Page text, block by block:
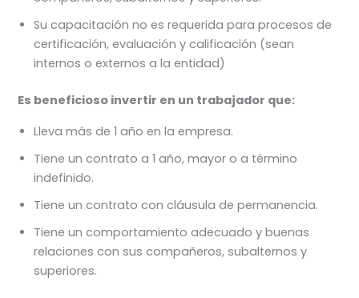
Su capacitación no es requerida para procesos de
certificación, evaluación y calificación (sean
internos o externos a la entidad)
Es beneficioso invertir en un trabajador que:
Lleva más de 1 año en la empresa.
Tiene un contrato a 1 año, mayor o a término
indefinido.
Tiene un contrato con cláusula de permanencia.
Tiene un comportamiento adecuado y buenas
relaciones con sus compañeros, subalternos y
superiores.